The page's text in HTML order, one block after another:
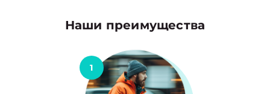
Наши преимущества
1